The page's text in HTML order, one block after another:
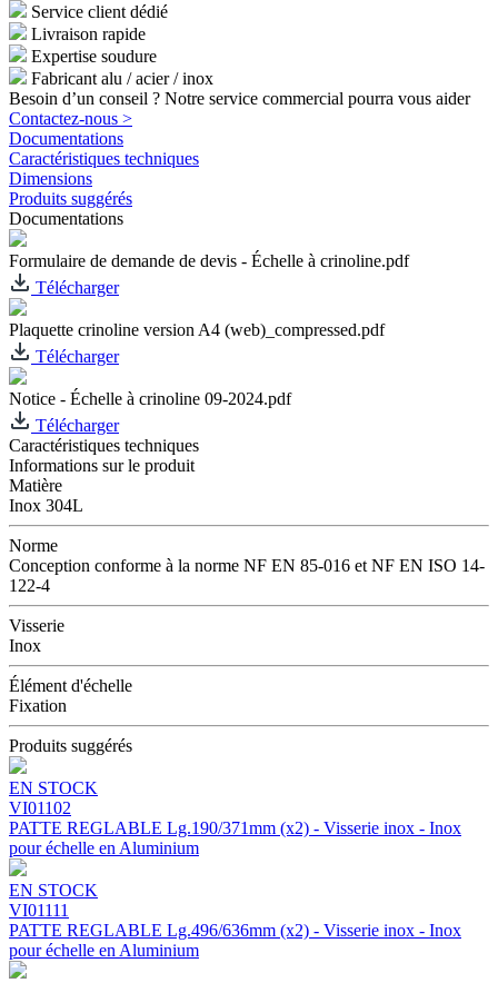
Service client dédié
Livraison rapide
Expertise soudure
Fabricant alu / acier / inox
Besoin d’un conseil ? Notre service commercial pourra vous aider
Contactez-nous >
Documentations
Caractéristiques techniques
Dimensions
Produits suggérés
Documentations
Formulaire de demande de devis - Échelle à crinoline.pdf
Télécharger
Plaquette crinoline version A4 (web)_compressed.pdf
Télécharger
Notice - Échelle à crinoline 09-2024.pdf
Télécharger
Caractéristiques techniques
Informations sur le produit
Matière
Inox 304L
Norme
Conception conforme à la norme NF EN 85-016 et NF EN ISO 14-
122-4
Visserie
Inox
Élément d'échelle
Fixation
Produits suggérés
EN STOCK
VI01102
PATTE REGLABLE Lg.190/371mm (x2) - Visserie inox - Inox
pour échelle en Aluminium
EN STOCK
VI01111
PATTE REGLABLE Lg.496/636mm (x2) - Visserie inox - Inox
pour échelle en Aluminium